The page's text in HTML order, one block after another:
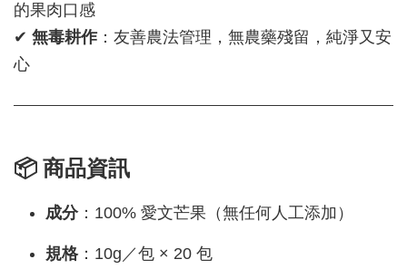
的果肉口感
✔ 無毒耕作：友善農法管理，無農藥殘留，純淨又安
心
📦 商品資訊
成分：100% 愛文芒果（無任何人工添加）
規格：10g／包 × 20 包